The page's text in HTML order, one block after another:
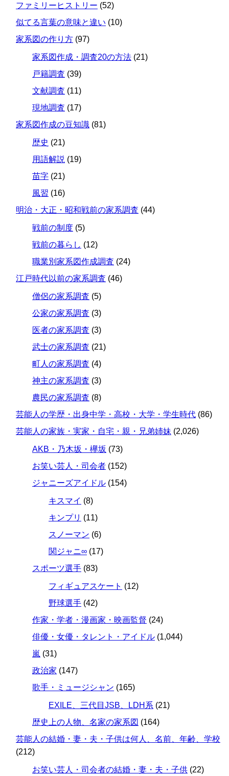
ファミリーヒストリー (52)
似てる言葉の意味と違い (10)
家系図の作り方 (97)
家系図作成・調査20の方法 (21)
戸籍調査 (39)
文献調査 (11)
現地調査 (17)
家系図作成の豆知識 (81)
歴史 (21)
用語解説 (19)
苗字 (21)
風習 (16)
明治・大正・昭和戦前の家系調査 (44)
戦前の制度 (5)
戦前の暮らし (12)
職業別家系図作成調査 (24)
江戸時代以前の家系調査 (46)
僧侶の家系調査 (5)
公家の家系調査 (3)
医者の家系調査 (3)
武士の家系調査 (21)
町人の家系調査 (4)
神主の家系調査 (3)
農民の家系調査 (8)
芸能人の学歴・出身中学・高校・大学・学生時代 (86)
芸能人の家族・実家・自宅・親・兄弟姉妹 (2,026)
AKB・乃木坂・欅坂 (73)
お笑い芸人・司会者 (152)
ジャニーズアイドル (154)
キスマイ (8)
キンプリ (11)
スノーマン (6)
関ジャニ∞ (17)
スポーツ選手 (83)
フィギュアスケート (12)
野球選手 (42)
作家・学者・漫画家・映画監督 (24)
俳優・女優・タレント・アイドル (1,044)
嵐 (31)
政治家 (147)
歌手・ミュージシャン (165)
EXILE、三代目JSB、LDH系 (21)
歴史上の人物、名家の家系図 (164)
芸能人の結婚・妻・夫・子供は何人、名前、年齢、学校
(212)
お笑い芸人・司会者の結婚・妻・夫・子供 (22)